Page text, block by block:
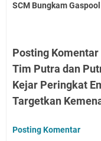
SCM Bungkam Gaspool
Posting
Tim Putra dan
Kejar Peringkat
Targetkan
Posting Komentar